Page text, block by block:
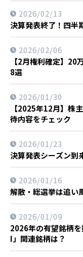
決算発表終了！四半
2026/02/13
【2月権利確定】20
8選
2026/02/06
【2025年12月】株
待内容をチェック
2026/01/30
決算発表シーズン到
2026/01/23
解散・総選挙は追い
2026/01/16
2026年の有望銘柄
I」関連銘柄は？
2026/01/09